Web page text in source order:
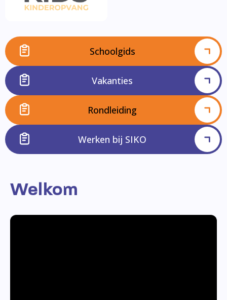
Schoolgids
Vakanties
Rondleiding
Werken bij SIKO
Welkom